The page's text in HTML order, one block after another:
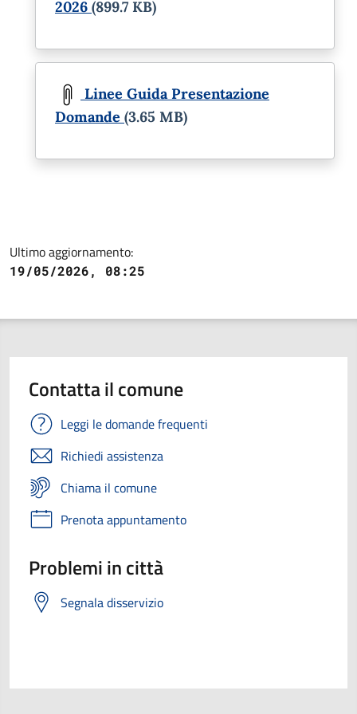
2026 (899.7 KB)
Linee Guida Presentazione
Domande (3.65 MB)
Ultimo aggiornamento:
19/05/2026, 08:25
Contatta il comune
Leggi le domande frequenti
Richiedi assistenza
Chiama il comune
Prenota appuntamento
Problemi in città
Segnala disservizio